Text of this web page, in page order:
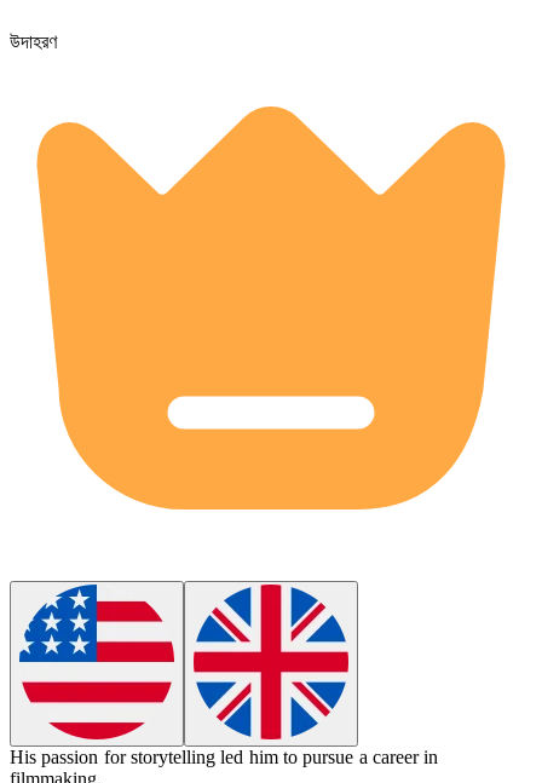
উদাহরণ
His passion for storytelling led him to pursue a career in
filmmaking.